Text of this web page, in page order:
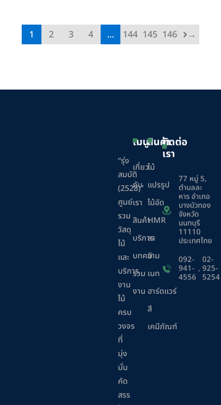
1 2 3 4 … 144 145 146 →
“รุ่ง
สมบัติ
(2528)”
ศูนย์
รวม
วัสดุ
ไม้
และ
บริการ
งาน
ไม้
ครบ
วงจร
ที่
มุ่ง
มั่น
คัด
สรร
เมนู
เกี่ยว
กับ
เรา
สินค้า
บริการ
บทความ
ร่วม
งาน
สินค้า
ไม้
แปรรูป
ไม้อัด
HMR
ลา
มิ
เนท
ฮาร์ดแวร์
สี
เคมีภัณฑ์
ติดต่อ
เรา
77 หมู่ 5,
ตำบลละ
หาร อำเภอ
บางบัวทอง
จังหวัด
นนทบุรี
11110
ประเทศไทย
092-
941-
4556
,
02-
925-
5254